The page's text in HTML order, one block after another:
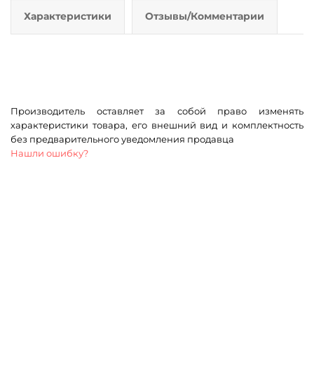
Характеристики Отзывы/Комментарии
Производитель оставляет за собой право изменять
характеристики товара, его внешний вид и комплектность
без предварительного уведомления продавца
Нашли ошибку?